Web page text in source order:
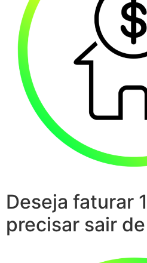
Deseja faturar
precisar sair